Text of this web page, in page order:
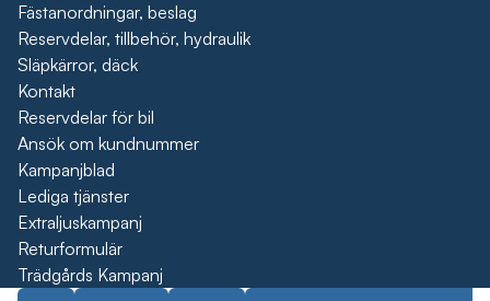
Fästanordningar, beslag
Reservdelar, tillbehör, hydraulik
Släpkärror, däck
Kontakt
Reservdelar för bil
Ansök om kundnummer
Kampanjblad
Lediga tjänster
Extraljuskampanj
Returformulär
Trädgårds Kampanj